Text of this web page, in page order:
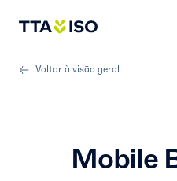
Voltar à visão geral
Mobile